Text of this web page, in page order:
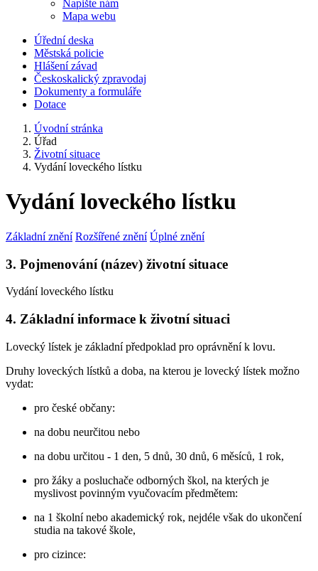
Napište nám
Mapa webu
Úřední deska
Městská policie
Hlášení závad
Českoskalický zpravodaj
Dokumenty a formuláře
Dotace
Úvodní stránka
Úřad
Životní situace
Vydání loveckého lístku
Vydání loveckého lístku
Základní znění Rozšířené znění Úplné znění
3. Pojmenování (název) životní situace
Vydání loveckého lístku
4. Základní informace k životní situaci
Lovecký lístek je základní předpoklad pro oprávnění k lovu.
Druhy loveckých lístků a doba, na kterou je lovecký lístek možno
vydat:
pro české občany:
na dobu neurčitou nebo
na dobu určitou - 1 den, 5 dnů, 30 dnů, 6 měsíců, 1 rok,
pro žáky a posluchače odborných škol, na kterých je
myslivost povinným vyučovacím předmětem:
na 1 školní nebo akademický rok, nejdéle však do ukončení
studia na takové škole,
pro cizince: